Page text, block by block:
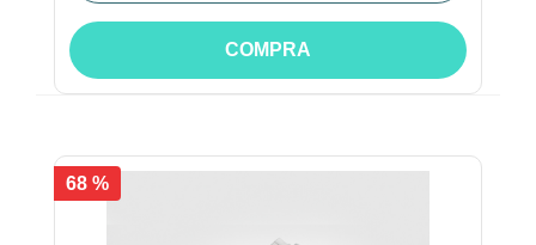
COMPRA
68 %